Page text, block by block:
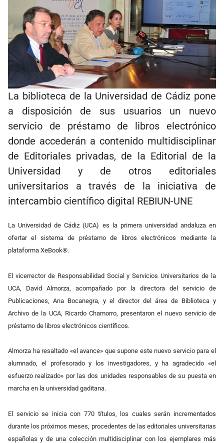
La biblioteca de la Universidad de Cádiz pone
a disposición de sus usuarios un nuevo
servicio de préstamo de libros electrónico
donde accederán a contenido multidisciplinar
de Editoriales privadas, de la Editorial de la
Universidad y de otros editoriales
universitarios a través de la iniciativa de
intercambio científico digital REBIUN-UNE
La Universidad de Cádiz (UCA) es la primera universidad andaluza en
ofertar el sistema de préstamo de libros electrónicos mediante la
plataforma XeBook®.
El vicerrector de Responsabilidad Social y Servicios Universitarios de la
UCA, David Almorza, acompañado por la directora del servicio de
Publicaciones, Ana Bocanegra, y el director del área de Biblioteca y
Archivo de la UCA, Ricardo Chamorro, presentaron el nuevo servicio de
préstamo de libros electrónicos científicos.
Almorza ha resaltado «el avance» que supone este nuevo servicio para el
alumnado, el profesorado y los investigadores, y ha agradecido «el
esfuerzo realizado» por las dos unidades responsables de su puesta en
marcha en la universidad gaditana.
El servicio se inicia con 770 títulos, los cuales serán incrementados
durante los próximos meses, procedentes de las editoriales universitarias
españolas y de una colección multidisciplinar con los ejemplares más